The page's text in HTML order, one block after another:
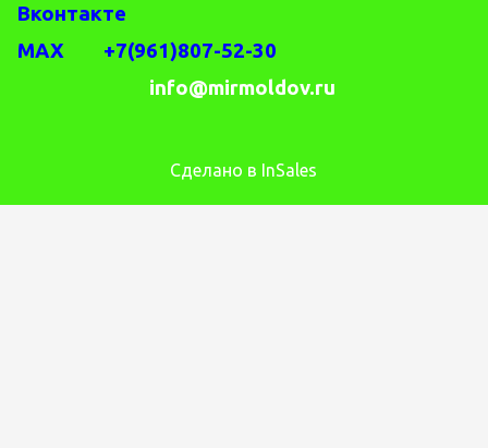
Вконтакте
MAX +7(961)807-52-30
info@mirmoldov.ru
Сделано в InSales